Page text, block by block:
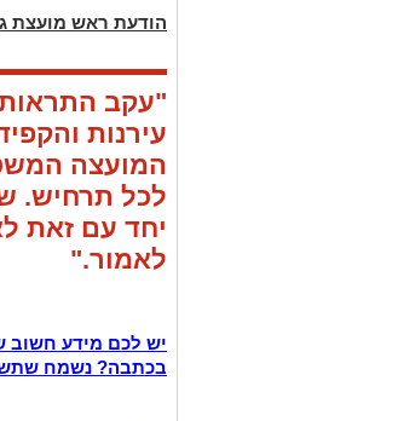
הודעת ראש מועצת
"עקב התראות
עירנות
המועצה
לכל תרחיש.
יחד עם זאת
לאמור."
יש לכם מידע חשוב
בכתבה? נשמח